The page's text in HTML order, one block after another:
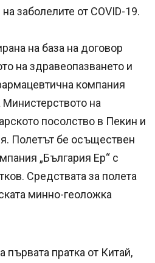
заболелите от COVID-19.
на база на договор
на здравеопазването и
компания
на
посолство в Пекин и
Полетът бе осъществен
„България Ер“ с
Средствата за полета
минно-геоложка
първата пратка от Китай,